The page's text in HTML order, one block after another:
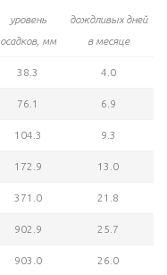
уровень
осадков, мм
дождливых дней
в месяце
38.3 4.0
76.1 6.9
104.3 9.3
172.9 13.0
371.0 21.8
902.9 25.7
903.0 26.0